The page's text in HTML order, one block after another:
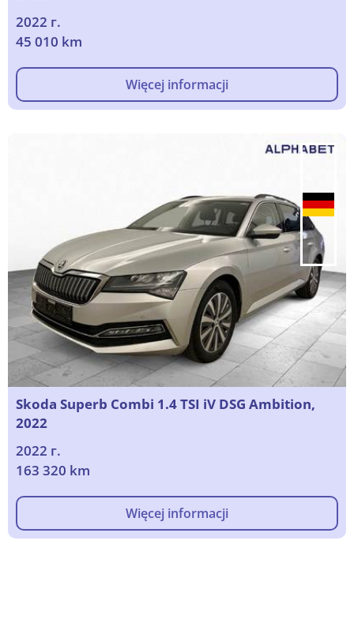
2022 г.
45 010 km
Więcej informacji
Skoda Superb Combi 1.4 TSI iV DSG Ambition,
2022
2022 г.
163 320 km
Więcej informacji